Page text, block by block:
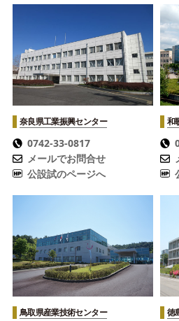
奈良県工業振興センター
0742-33-0817
メールでお問合せ
公設試のページへ
和
鳥取県産業技術センター 徳